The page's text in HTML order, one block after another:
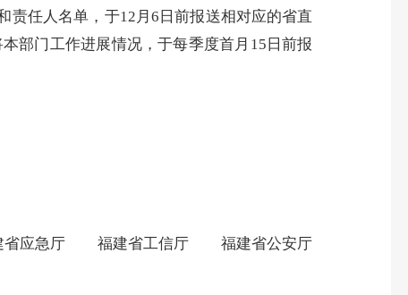
责任人名单，于12 月 6 日前报送相对应的省直
部门工作进展情况，于每季度首月 15 日前报
省应急厅 福建省工信厅 福建省公安厅